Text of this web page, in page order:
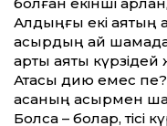
болған екінші
Алдыңғы екі аяқтың
қасқырдың қай
артқы аяқты
Атасы дию емес пе?
қасқаның қасқырмен
Болса – болар, тісі